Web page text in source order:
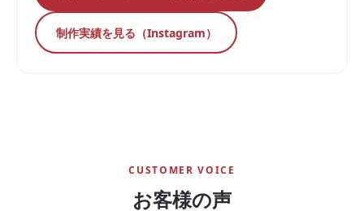
制作実績を見る（Instagram）
CUSTOMER VOICE
お客様の声